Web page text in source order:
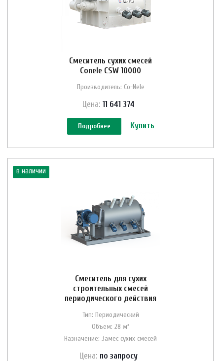
Смеситель сухих смесей
Conele CSW 10000
Производитель: Co-Nele
Цена: 11 641 374
Подробнее Купить
в наличии
Смеситель для сухих
строительных смесей
периодического действия
Тип: Периодический
Объем: 28 м³
Назначение: Замес сухих смесей
Цена: по запросу